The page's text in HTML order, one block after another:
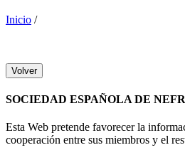
Inicio /
Volver
SOCIEDAD ESPAÑOLA DE
Esta Web pretende favorecer la
cooperación entre sus miembros y el